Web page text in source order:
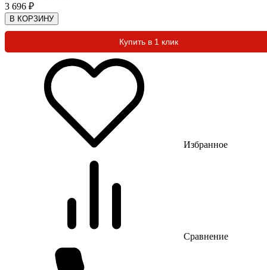
3 696 ₽
В КОРЗИНУ
Купить в 1 клик
Избранное
Сравнение